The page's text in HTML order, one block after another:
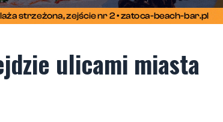
ulicami miasta